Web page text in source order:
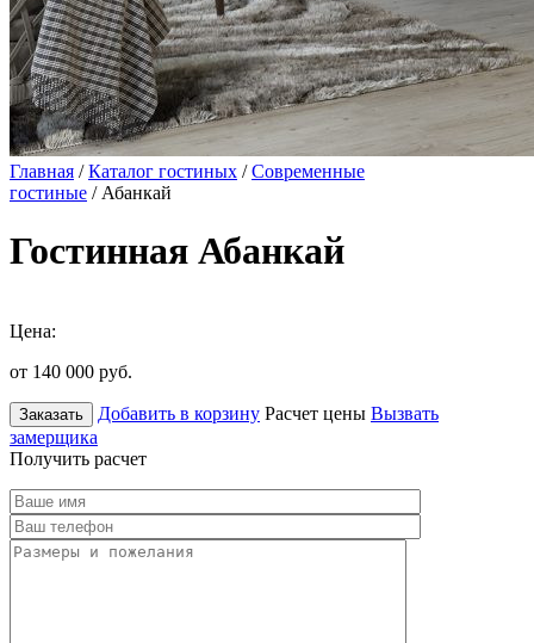
Главная /Каталог гостиных /Современные
гостиные / Абанкай
Гостинная Абанкай
Цена:
от 140 000 руб.
Заказать Добавить в корзину Расчет цены Вызвать
замерщика
Получить расчет